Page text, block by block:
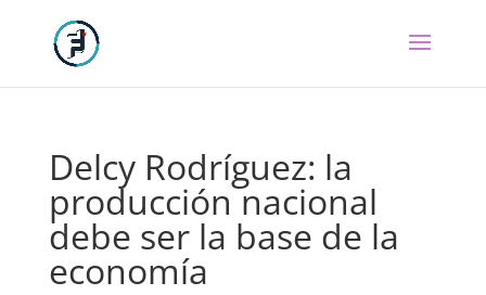
Delcy Rodríguez: la
producción nacional
debe ser la base de la
economía